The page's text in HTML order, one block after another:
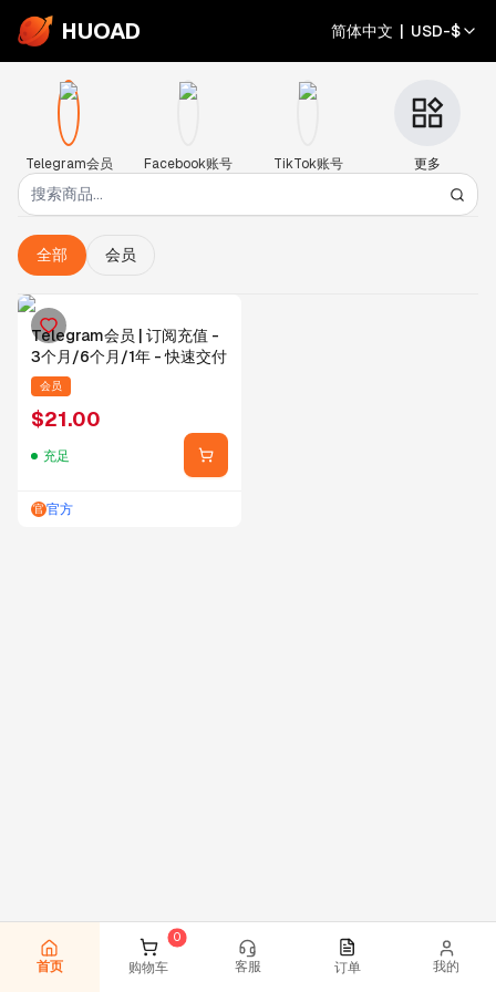
HUOAD 简体中文 | USD-$
Telegram会员 Facebook账号 TikTok账号 更多
全部 会员
Telegram会员 | 订阅充值 -
3个月/6个月/1年 - 快速交付
会员
$21.00
充足
官 官方
首页 购物车 客服 订单 我的